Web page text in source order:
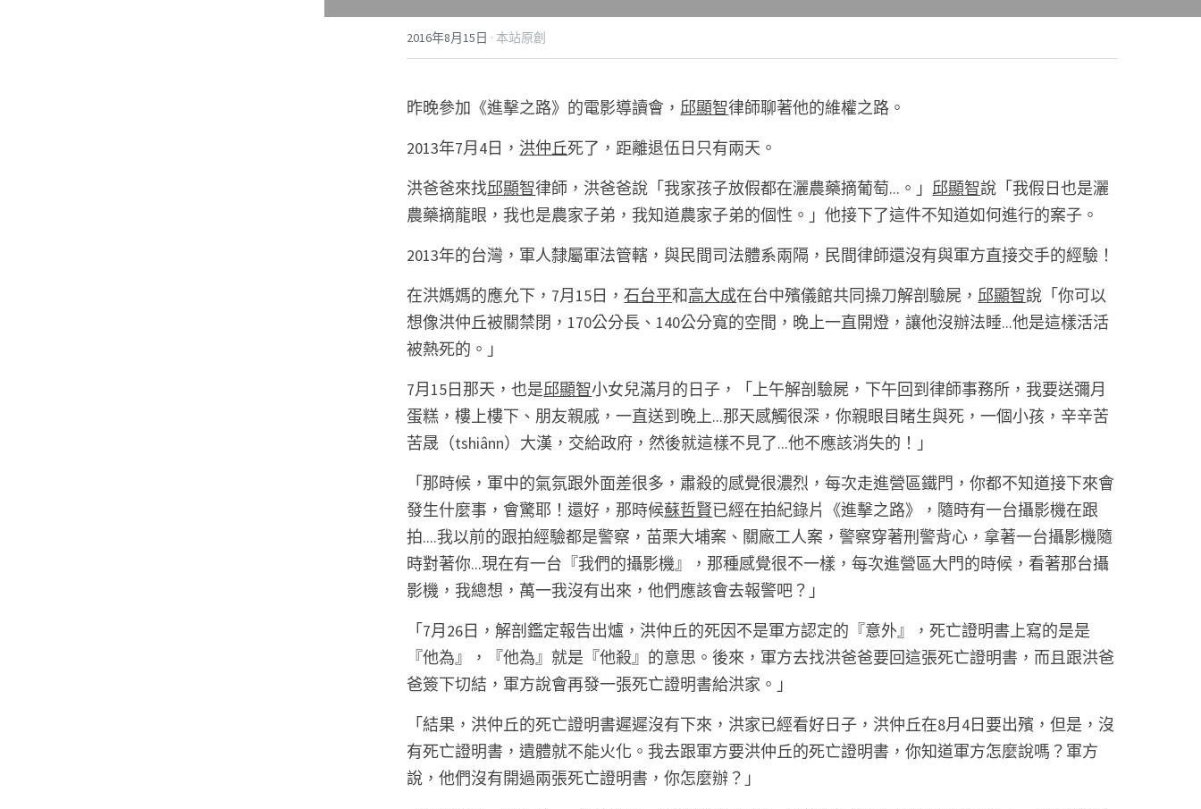
2016年8月15日 · 本站原創
昨晚參加《進擊之路》的電影導讀會，邱顯智律師聊著他的維權之路。
2013年7月4日， 洪仲丘死了，距離退伍日只有兩天。
洪爸爸來找邱顯智律師，洪爸爸說「我家孩子放假都在灑農藥摘葡萄...。」邱顯智說「我假日也是灑
農藥摘龍眼，我也是農家子弟，我知道農家子弟的個性。」他接下了這件不知道如何進行的案子。
2013年的台灣，軍人隸屬軍法管轄，與民間司法體系兩隔，民間律師還沒有與軍方直接交手的經驗！
在洪媽媽的應允下，7月15日，石台平和高大成在台中殯儀館共同操刀解剖驗屍，邱顯智說「你可以
想像洪仲丘被關禁閉，170公分長、140公分寬的空間，晚上一直開燈，讓他沒辦法睡...他是這樣活活
被熱死的。」
7月15日那天，也是邱顯智小女兒滿月的日子，「上午解剖驗屍，下午回到律師事務所，我要送彌月
蛋糕，樓上樓下、朋友親戚，一直送到晚上...那天感觸很深，你親眼目睹生與死，一個小孩，辛辛苦
苦晟（tshiânn）大漢，交給政府，然後就這樣不見了...他不應該消失的！」
「那時候，軍中的氣氛跟外面差很多，肅殺的感覺很濃烈，每次走進營區鐵門，你都不知道接下來會
發生什麼事，會驚耶！還好，那時候蘇哲賢已經在拍紀錄片《進擊之路》，隨時有一台攝影機在跟
拍....我以前的跟拍經驗都是警察，苗栗大埔案、關廠工人案，警察穿著刑警背心，拿著一台攝影機隨
時對著你...現在有一台『我們的攝影機』，那種感覺很不一樣，每次進營區大門的時候，看著那台攝
影機，我總想，萬一我沒有出來，他們應該會去報警吧？」
「7月26日，解剖鑑定報告出爐，洪仲丘的死因不是軍方認定的『意外』，死亡證明書上寫的是是
『他為』，『他為』就是『他殺』的意思。後來，軍方去找洪爸爸要回這張死亡證明書，而且跟洪爸
爸簽下切結，軍方說會再發一張死亡證明書給洪家。」
「結果，洪仲丘的死亡證明書遲遲沒有下來，洪家已經看好日子，洪仲丘在8月4日要出殯，但是，沒
有死亡證明書，遺體就不能火化。我去跟軍方要洪仲丘的死亡證明書，你知道軍方怎麼說嗎？軍方
說，他們沒有開過兩張死亡證明書，你怎麼辦？」